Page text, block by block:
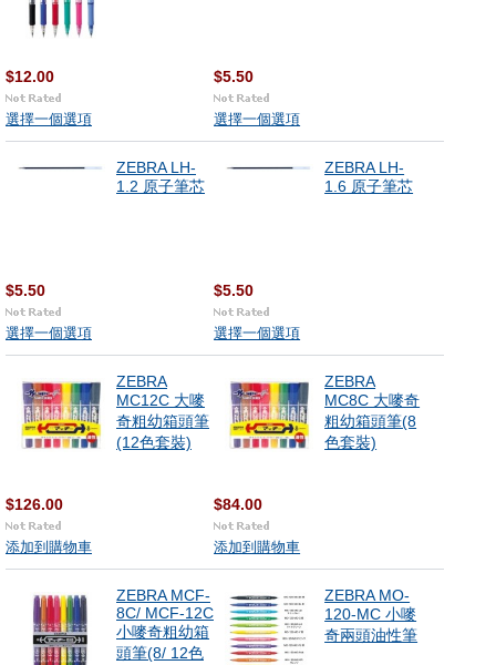
$12.00
選擇一個選項
$5.50
選擇一個選項
ZEBRA LH-
1.2 原子筆芯
$5.50
選擇一個選項
ZEBRA LH-
1.6 原子筆芯
$5.50
選擇一個選項
ZEBRA
MC12C 大嘜
奇粗幼箱頭筆
(12色套裝)
$126.00
添加到購物車
ZEBRA
MC8C 大嘜奇
粗幼箱頭筆(8
色套裝)
$84.00
添加到購物車
ZEBRA MCF-
8C/ MCF-12C
小嘜奇粗幼箱
頭筆(8/ 12色
ZEBRA MO-
120-MC 小嘜
奇兩頭油性筆